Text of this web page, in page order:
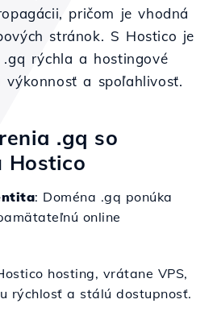
pričom je vhodná
stránok. S Hostico je
rýchla a hostingové
výkonnosť a spoľahlivosť.
.gq so
Hostico
: Doména .gq ponúka
online
hosting, vrátane VPS,
rýchlosť a stálú dostupnosť.